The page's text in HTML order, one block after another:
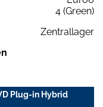
4 (Green)
Zentrallager
Plug-in Hybrid